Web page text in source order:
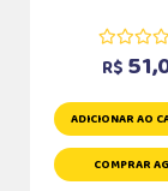
R$
ADICIONAR AO
COMPRAR